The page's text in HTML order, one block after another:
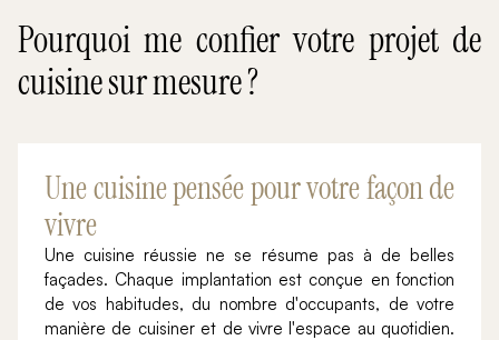
Pourquoi me confier votre projet de
cuisine sur mesure ?
Une cuisine pensée pour votre façon de
vivre
Une cuisine réussie ne se résume pas à de belles
façades. Chaque implantation est conçue en fonction
de vos habitudes, du nombre d'occupants, de votre
manière de cuisiner et de vivre l'espace au quotidien.